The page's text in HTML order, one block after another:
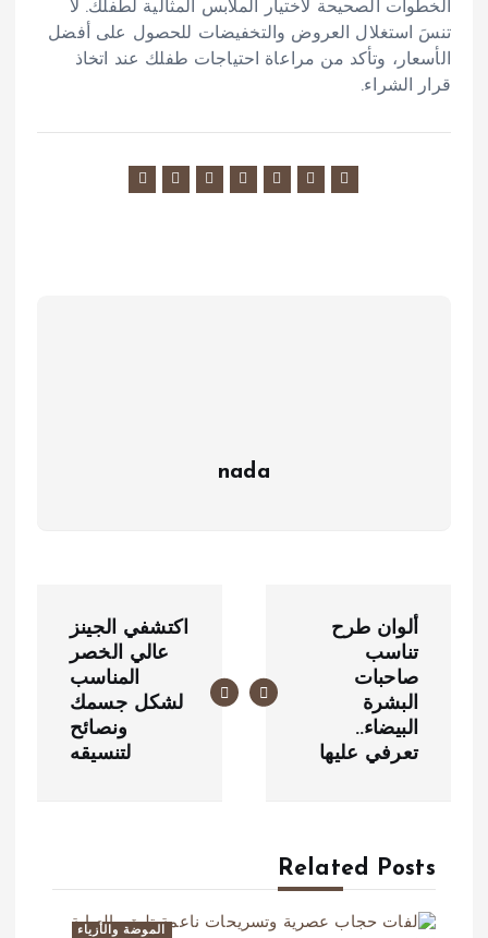
الخطوات الصحيحة لاختيار الملابس المثالية لطفلك. لا
تنسَ استغلال العروض والتخفيضات للحصول على أفضل
الأسعار، وتأكد من مراعاة احتياجات طفلك عند اتخاذ
قرار الشراء.
nada
ألوان طرح
تناسب
صاحبات
البشرة
البيضاء..
تعرفي عليها
اكتشفي الجينز
عالي الخصر
المناسب
لشكل جسمك
ونصائح
لتنسيقه
Related Posts
الموضة والأزياء